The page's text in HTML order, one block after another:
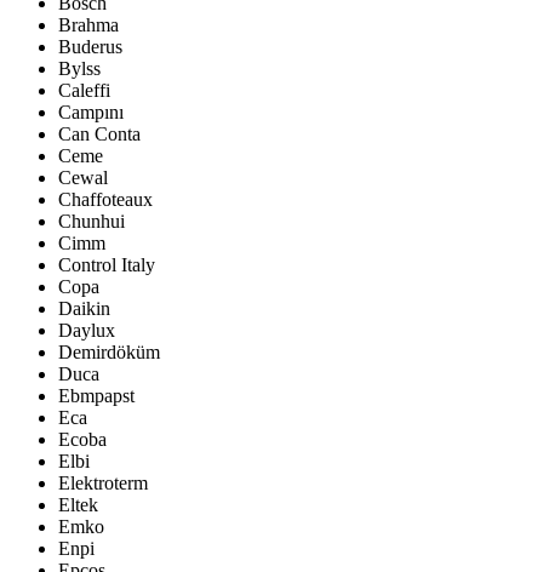
Brahma
Buderus
Bylss
Caleffi
Campını
Can Conta
Ceme
Cewal
Chaffoteaux
Chunhui
Cimm
Control Italy
Copa
Daikin
Daylux
Demirdöküm
Duca
Ebmpapst
Eca
Ecoba
Elbi
Elektroterm
Eltek
Emko
Enpi